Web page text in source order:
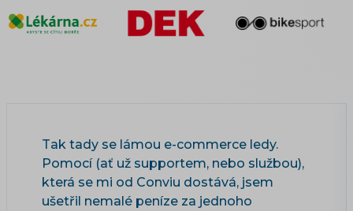
Tak tady se lámou e-commerce ledy.
Pomocí (ať už supportem, nebo službou),
která se mi od Conviu dostává, jsem
ušetřil nemalé peníze za jednoho